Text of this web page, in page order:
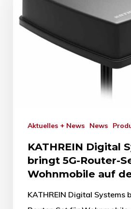
Aktuelles + News News
KATHREIN Digital
bringt 5G-Router-
Wohnmobile auf
KATHREIN Digital Systems